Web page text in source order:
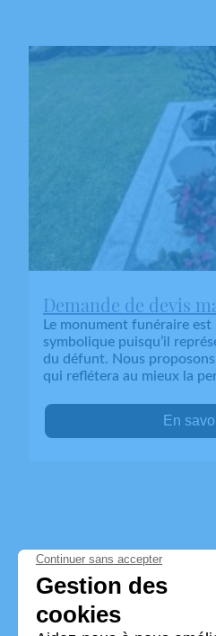
Demande de devis
Le monument funéraire
symbolique puisqu’il
du défunt. Nous
qui reflétera au mieux la
En
Pompes Funèbres
Nos équipes vous aident à